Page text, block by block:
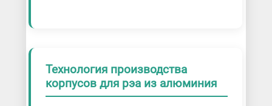
Технология производства
корпусов для рэа из алюминия